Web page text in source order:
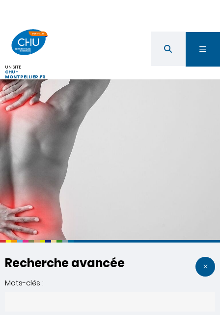
UN SITE
CHU-
MONTPELLIER.FR
Recherche avancée
Mots-clés :